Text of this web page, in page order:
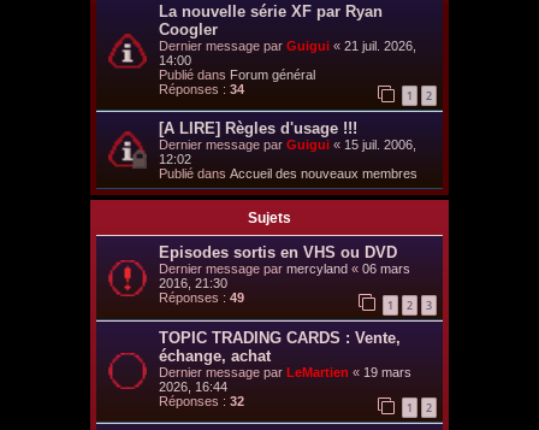
La nouvelle série XF par Ryan
Coogler
Dernier message par Guigui « 21 juil. 2026,
14:00
Publié dans Forum général
Réponses : 34 1 2
[A LIRE] Règles d'usage !!!
Dernier message par Guigui « 15 juil. 2006,
12:02
Publié dans Accueil des nouveaux membres
Sujets
Episodes sortis en VHS ou DVD
Dernier message par mercyland « 06 mars
2016, 21:30
Réponses : 49 1 2 3
TOPIC TRADING CARDS : Vente,
échange, achat
Dernier message par LeMartien « 19 mars
2026, 16:44
Réponses : 32 1 2